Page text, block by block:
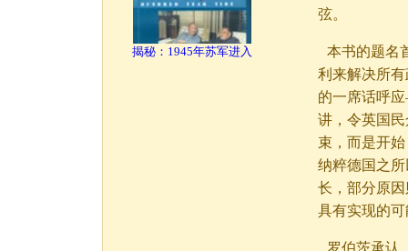
揭秘：1945年苏军进入
弦。
本书的题名
利来解决所
的一席话呼
讲，令英国
束，而是开
纳粹德国之
长，部分原
具有实现的
罗伯茨承认